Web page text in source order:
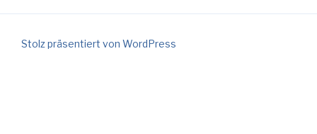
Stolz präsentiert von WordPress